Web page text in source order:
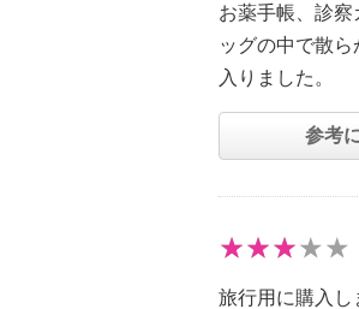
お薬手帳、診
ッグの中で散
入りました。
参考
旅行用に購入し